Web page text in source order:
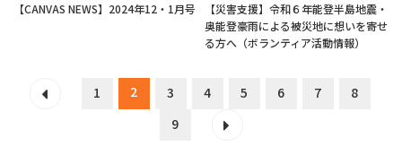
【CANVAS NEWS】2024年12・1月号
【災害支援】令和６年能登半島地震・
奥能登豪雨による被災地に想いを寄せ
る方へ（ボランティア活動情報）
1 2 3 4 5 6 7
8
9